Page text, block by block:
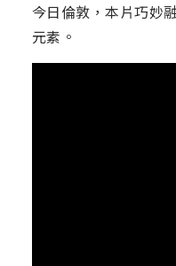
今日倫敦，本片巧妙
元素。